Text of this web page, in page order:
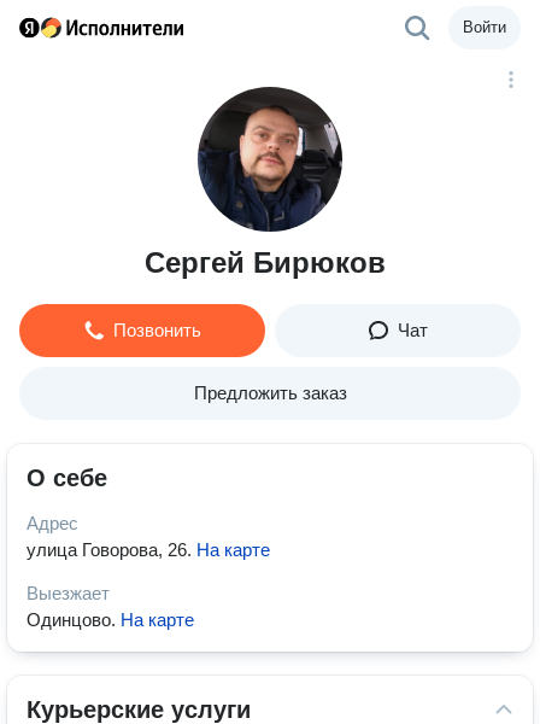
Войти
Сергей Бирюков
Позвонить Чат
Предложить заказ
О себе
Адрес
улица Говорова, 26. На карте
Выезжает
Одинцово. На карте
Курьерские услуги